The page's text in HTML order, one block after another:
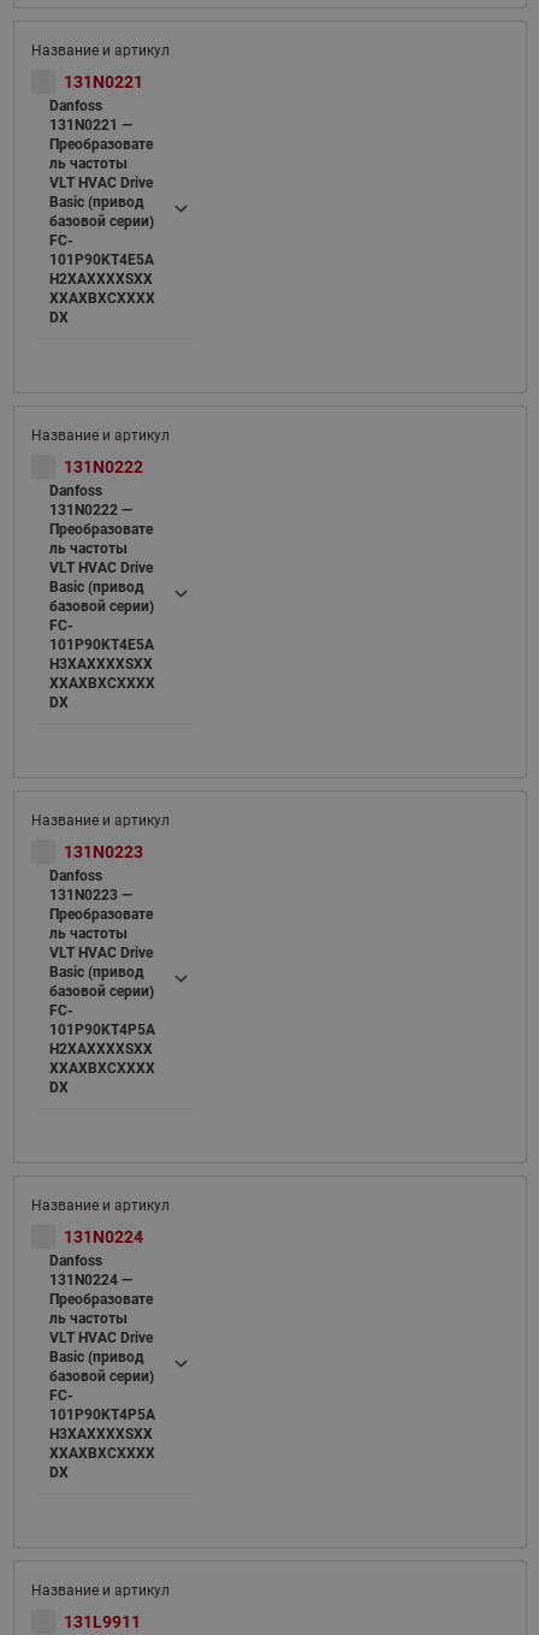
131N0221
Danfoss
131N0221 —
Преобразовате
ль частоты
VLT HVAC Drive
Basic (привод
базовой серии)
FC-
101P90KT4E5A
H2XAXXXXSXX
XXAXBXCXXXX
DX
131N0222
Danfoss
131N0222 —
Преобразовате
ль частоты
VLT HVAC Drive
Basic (привод
базовой серии)
FC-
101P90KT4E5A
H3XAXXXXSXX
XXAXBXCXXXX
DX
131N0223
Danfoss
131N0223 —
Преобразовате
ль частоты
VLT HVAC Drive
Basic (привод
базовой серии)
FC-
101P90KT4P5A
H2XAXXXXSXX
XXAXBXCXXXX
DX
131N0224
Danfoss
131N0224 —
Преобразовате
ль частоты
VLT HVAC Drive
Basic (привод
базовой серии)
FC-
101P90KT4P5A
H3XAXXXXSXX
XXAXBXCXXXX
DX
131L9911